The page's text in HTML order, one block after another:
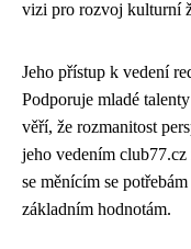
vizi pro rozvoj kulturní
Jeho přístup k vedení
Podporuje mladé
věří, že rozmanitost
jeho vedením
se měnícím se
základním hodnotám.